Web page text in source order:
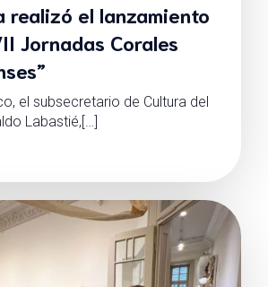
realizó el lanzamiento
Jornadas Corales
el subsecretario de Cultura del
Labastié,[…]